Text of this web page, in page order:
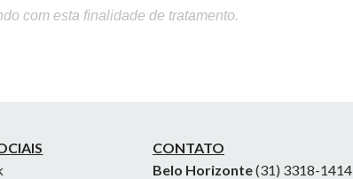
com esta finalidade de tratamento.
CONTATO
Belo Horizonte(31) 3318-1414